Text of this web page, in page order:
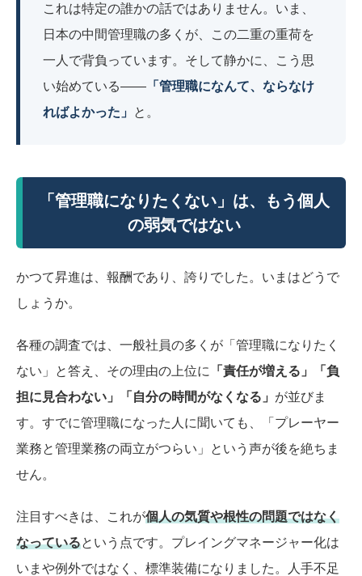
これは特定の誰かの話ではありません。いま、
日本の中間管理職の多くが、この二重の重荷を
一人で背負っています。そして静かに、こう思
い始めている―― 「管理職になんて、ならなけ
ればよかった」 と。
「管理職になりたくない」は、もう個人
の弱気ではない
かつて昇進は、報酬であり、誇りでした。いまはどうで
しょうか。
各種の調査では、一般社員の多くが「管理職になりたく
ない」と答え、その理由の上位に
「責任が増える」「負
担に見合わない」「自分の時間がなくなる」 が並びま
す。すでに管理職になった人に聞いても、「プレーヤー
業務と管理業務の両立がつらい」という声が後を絶ちま
せん。
注目すべきは、これが個人の気質や根性の問題ではなく
なっているという点です。プレイングマネージャー化は
いまや例外ではなく、標準装備になりました。人手不足